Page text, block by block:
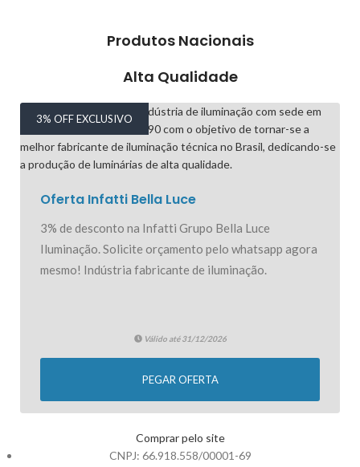
Produtos Nacionais
Alta Qualidade
3% OFF EXCLUSIVO
Oferta Infatti Bella Luce
3% de desconto na Infatti Grupo Bella Luce
Iluminação. Solicite orçamento pelo whatsapp agora
mesmo! Indústria fabricante de iluminação.
Válido até 31/12/2026
PEGAR OFERTA
Comprar pelo site
CNPJ: 66.918.558/00001-69